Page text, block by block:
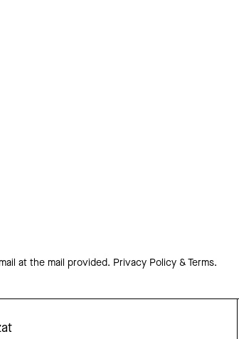
at the mail provided. Privacy Policy & Terms.